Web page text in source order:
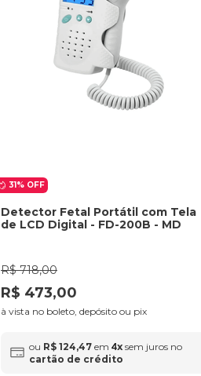
31% OFF
Detector Fetal Portátil com Tela
de LCD Digital - FD-200B - MD
R$ 718,00
R$ 473,00
à vista no boleto, depósito ou pix
ou R$ 124,47 em 4x sem juros no
cartão de crédito